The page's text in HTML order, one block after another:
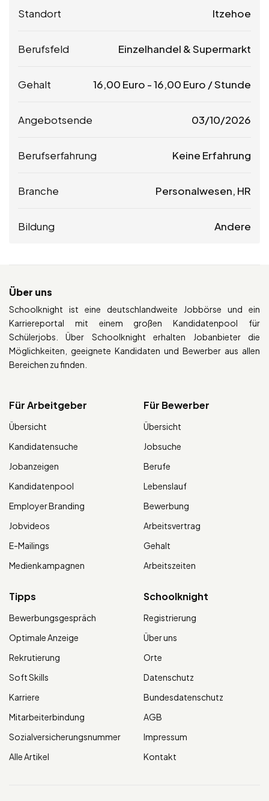
Standort Itzehoe
Berufsfeld Einzelhandel & Supermarkt
Gehalt 16,00 Euro -16,00 Euro / Stunde
Angebotsende 03/10/2026
Berufserfahrung Keine Erfahrung
Branche Personalwesen, HR
Bildung Andere
Über uns
Schoolknight ist eine deutschlandweite Jobbörse und ein
Karriereportal mit einem großen Kandidatenpool für
Schülerjobs. Über Schoolknight erhalten Jobanbieter die
Möglichkeiten, geeignete Kandidaten und Bewerber aus allen
Bereichen zu finden.
Für Arbeitgeber
Übersicht
Kandidatensuche
Jobanzeigen
Kandidatenpool
Employer Branding
Jobvideos
E-Mailings
Medienkampagnen
Für Bewerber
Übersicht
Jobsuche
Berufe
Lebenslauf
Bewerbung
Arbeitsvertrag
Gehalt
Arbeitszeiten
Tipps
Bewerbungsgespräch
Optimale Anzeige
Rekrutierung
Soft Skills
Karriere
Mitarbeiterbindung
Sozialversicherungsnummer
Alle Artikel
Schoolknight
Registrierung
Über uns
Orte
Datenschutz
Bundesdatenschutz
AGB
Impressum
Kontakt